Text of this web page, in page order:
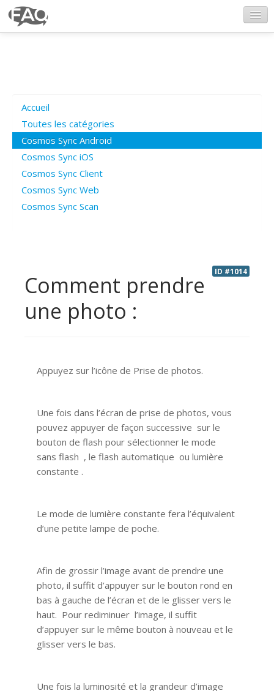
Poser une question
Questions ouvertes
Connexion
Accueil
Toutes les catégories
Cosmos Sync Android
Cosmos Sync iOS
Cosmos Sync Client
Cosmos Sync Web
Cosmos Sync Scan
ID #1014
Comment prendre
une photo :
Appuyez sur l’icône de Prise de photos.
Une fois dans l’écran de prise de photos, vous
pouvez appuyer de façon successive sur le
bouton de flash pour sélectionner le mode
sans flash , le flash automatique ou lumière
constante .
Le mode de lumière constante fera l’équivalent
d’une petite lampe de poche.
Afin de grossir l’image avant de prendre une
photo, il suffit d’appuyer sur le bouton rond en
bas à gauche de l’écran et de le glisser vers le
haut. Pour rediminuer l’image, il suffit
d’appuyer sur le même bouton à nouveau et le
glisser vers le bas.
Une fois la luminosité et la grandeur d’image